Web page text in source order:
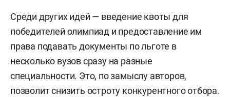
Среди других идей — введение квоты для
победителей олимпиад и предоставление им
права подавать документы по льготе в
несколько вузов сразу на разные
специальности. Это, по замыслу авторов,
позволит снизить остроту конкурентного отбора.